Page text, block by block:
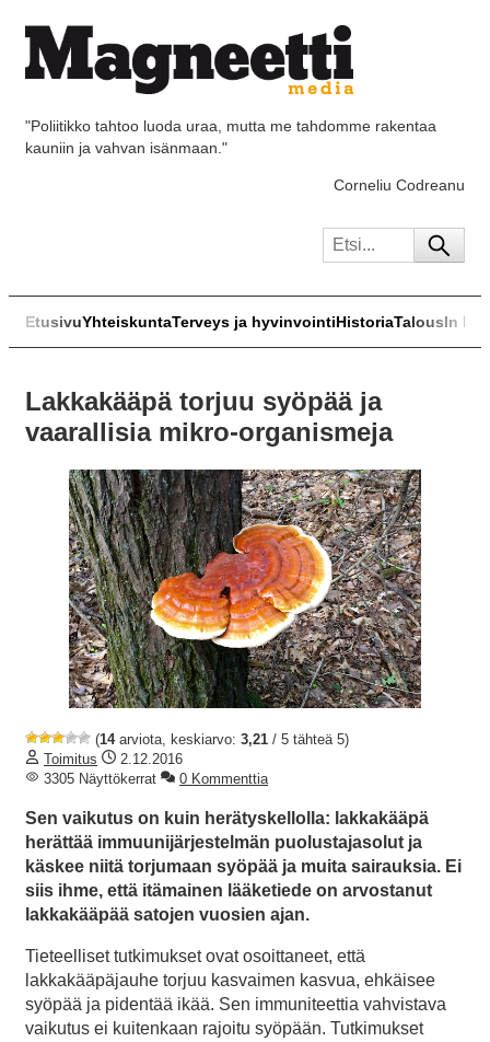
"Poliitikko tahtoo luoda uraa, mutta me tahdomme rakentaa
kauniin ja vahvan isänmaan."
Corneliu Codreanu
EtusivuYhteiskuntaTerveys ja hyvinvointiHistoriaTalousIn
Lakkakääpä torjuu syöpää ja
vaarallisia mikro-organismeja
(14arviota, keskiarvo: 3,21 / 5 tähteä 5)
Toimitus
2.12.2016
3305 Näyttökerrat
0 Kommenttia
Sen vaikutus on kuin herätyskellolla: lakkakääpä
herättää immuunijärjestelmän puolustajasolut ja
käskee niitä torjumaan syöpää ja muita sairauksia. Ei
siis ihme, että itämainen lääketiede on arvostanut
lakkakääpää satojen vuosien ajan.
Tieteelliset tutkimukset ovat osoittaneet, että
lakkakääpäjauhe torjuu kasvaimen kasvua, ehkäisee
syöpää ja pidentää ikää. Sen immuniteettia vahvistava
vaikutus ei kuitenkaan rajoitu syöpään. Tutkimukset